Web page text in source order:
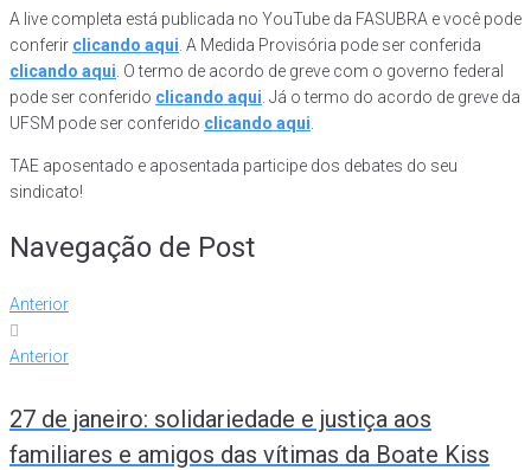
A live completa está publicada no YouTube da FASUBRA e você pode
conferir clicando aqui . A Medida Provisória pode ser conferida
clicando aqui . O termo de acordo de greve com o governo federal
pode ser conferido clicando aqui . Já o termo do acordo de greve da
UFSM pode ser conferido clicando aqui
TAE aposentado e aposentada participe dos debates do seu
sindicato!
Navegação de Post
Anterior
Anterior
27 de janeiro: solidariedade e justiça aos
familiares e amigos das vítimas da Boate Kiss